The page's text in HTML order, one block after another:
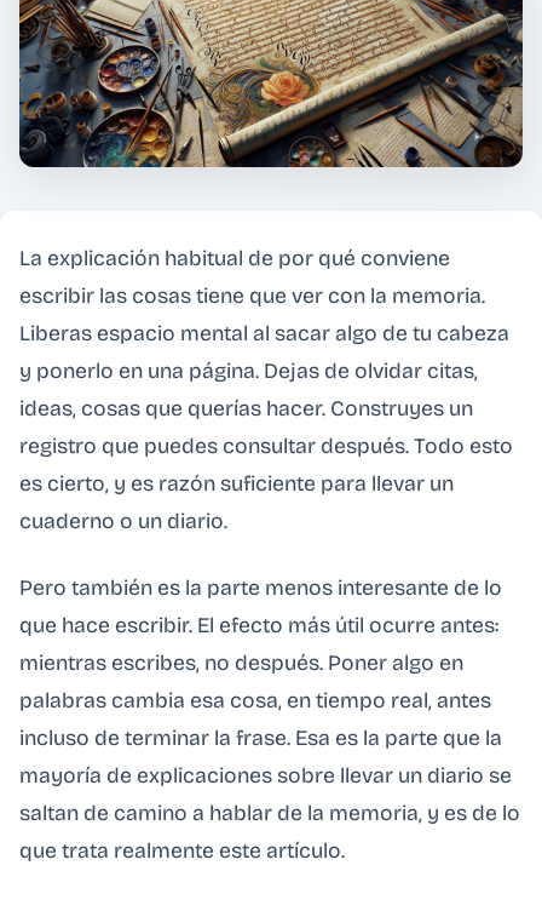
La explicación habitual de por qué conviene
escribir las cosas tiene que ver con la memoria.
Liberas espacio mental al sacar algo de tu cabeza
y ponerlo en una página. Dejas de olvidar citas,
ideas, cosas que querías hacer. Construyes un
registro que puedes consultar después. Todo esto
es cierto, y es razón suficiente para llevar un
cuaderno o un diario.
Pero también es la parte menos interesante de lo
que hace escribir. El efecto más útil ocurre antes:
mientras escribes, no después. Poner algo en
palabras cambia esa cosa, en tiempo real, antes
incluso de terminar la frase. Esa es la parte que la
mayoría de explicaciones sobre llevar un diario se
saltan de camino a hablar de la memoria, y es de lo
que trata realmente este artículo.